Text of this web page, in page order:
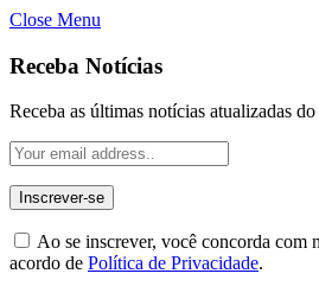
Close Menu
Receba Notícias
Receba as últimas notícias atualizadas
Ao se inscrever, você concorda com
acordo de Política de Privacidade.